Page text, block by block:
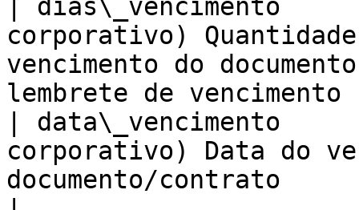
| dias\_vencimento
corporativo)
vencimento do
lembrete de
| data\_vencimento
corporativo) Data do
documento/contrato